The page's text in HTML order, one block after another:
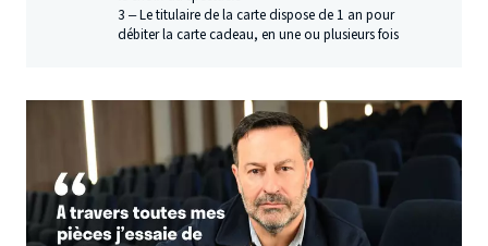
3 – Le titulaire de la carte dispose de 1 an pour
débiter la carte cadeau, en une ou plusieurs fois